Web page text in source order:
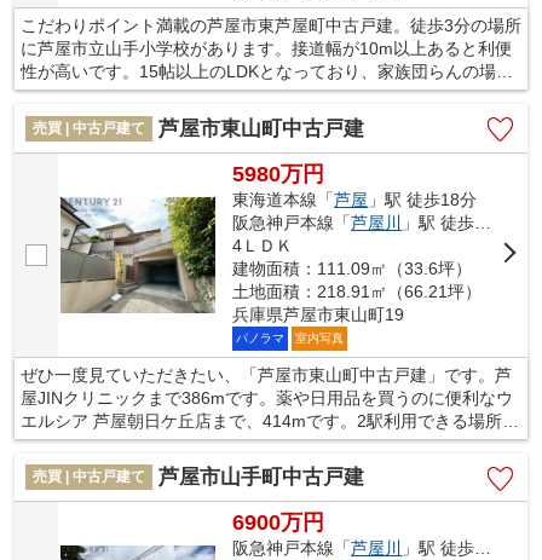
こだわりポイント満載の芦屋市東芦屋町中古戸建。徒歩3分の場所
に芦屋市立山手小学校があります。接道幅が10m以上あると利便
性が高いです。15帖以上のLDKとなっており、家族団らんの場と
しても適した広さです。一戸建ての購入は失敗できません。芦屋
市や阪急神戸本線芦屋川付近で住まい探しをするなら、豊富な知
識を有する当社スタッフまでご連絡ください。
売買 | 中古戸建て 芦屋市東山町中古戸建
5980万円
東海道本線「芦屋 」駅 徒歩18分
阪急神戸本線「芦屋川 」駅 徒歩17分
4ＬＤＫ
建物面積：111.09㎡（33.6坪）
土地面積：218.91㎡（66.21坪）
兵庫県芦屋市東山町19
パノラマ 室内写真
ぜひ一度見ていただきたい、「芦屋市東山町中古戸建」です。芦
屋JINクリニックまで386mです。薬や日用品を買うのに便利なウ
エルシア 芦屋朝日ケ丘店まで、414mです。2駅利用できる場所に
あるので利便性が高いです。一戸建てを探すのであれば、当社ス
タッフがお手伝いいたします。芦屋市の東海道本線芦屋周辺にあ
る不動産のことならお任せ下さい。
売買 | 中古戸建て 芦屋市山手町中古戸建
6900万円
阪急神戸本線「芦屋川
」駅 徒歩13分